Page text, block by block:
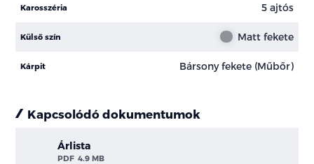
Karosszéria 5 ajtós
Külső szín Matt fekete
Kárpit Bársony fekete (Műbőr)
Kapcsolódó dokumentumok
Árlista
PDF 4.9 MB